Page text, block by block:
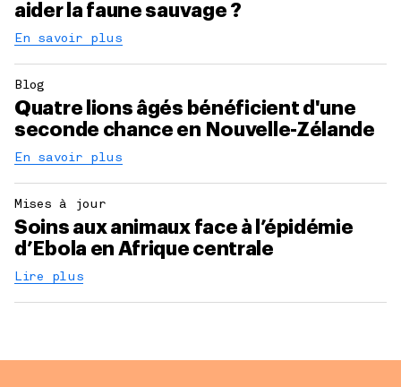
aider la faune sauvage ?
En savoir plus
Blog
Quatre lions âgés bénéficient d'une
seconde chance en Nouvelle-Zélande
En savoir plus
Mises à jour
Soins aux animaux face à l’épidémie
d’Ebola en Afrique centrale
Lire plus